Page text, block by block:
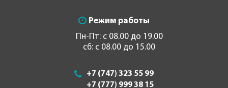
Режим работы
Пн-Пт: с 08.00 до 19.00
сб: с 08.00 до 15.00
+7 (747) 323 55 99
+7 (777) 999 38 15